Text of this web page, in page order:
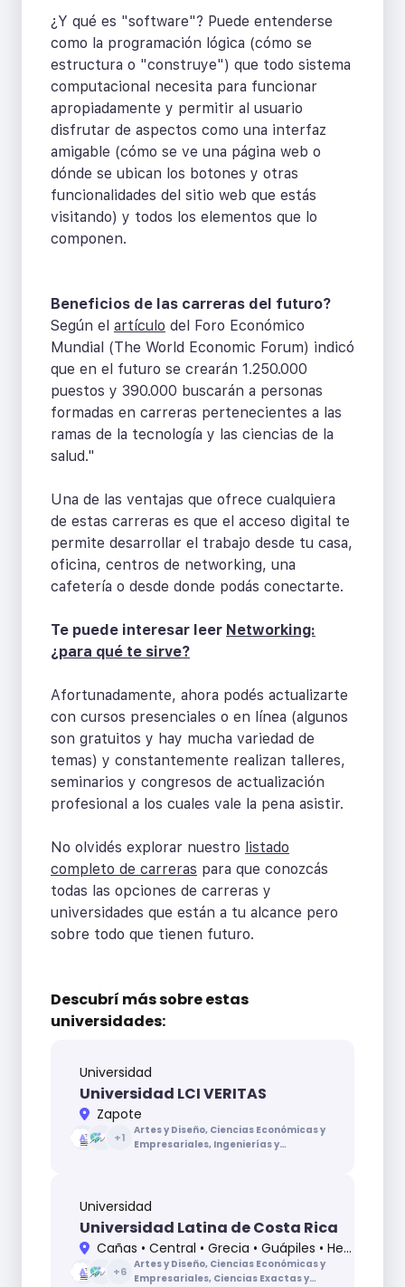
¿Y qué es "software"? Puede entenderse
como la programación lógica (cómo se
estructura o "construye") que todo sistema
computacional necesita para funcionar
apropiadamente y permitir al usuario
disfrutar de aspectos como una interfaz
amigable (cómo se ve una página web o
dónde se ubican los botones y otras
funcionalidades del sitio web que estás
visitando) y todos los elementos que lo
componen.
Beneficios de las carreras del futuro?
Según el artículo del Foro Económico
Mundial (The World Economic Forum) indicó
que en el futuro se crearán 1.250.000
puestos y 390.000 buscarán a personas
formadas en carreras pertenecientes a las
ramas de la tecnología y las ciencias de la
salud."
Una de las ventajas que ofrece cualquiera
de estas carreras es que el acceso digital te
permite desarrollar el trabajo desde tu casa,
oficina, centros de networking, una
cafetería o desde donde podás conectarte.
Te puede interesar leer Networking:
¿para qué te sirve?
Afortunadamente, ahora podés actualizarte
con cursos presenciales o en línea (algunos
son gratuitos y hay mucha variedad de
temas) y constantemente realizan talleres,
seminarios y congresos de actualización
profesional a los cuales vale la pena asistir.
No olvidés explorar nuestro listado
completo de carreras para que conozcás
todas las opciones de carreras y
universidades que están a tu alcance pero
sobre todo que tienen futuro.
Descubrí más sobreestas
universidades:
Universidad
Universidad LCI VERITAS
Zapote
+1
Artes y Diseño, Ciencias Económicas y
Empresariales, Ingenierías y
Universidad
Universidad Latina de Costa Rica
Cañas • Central • Grecia • Guápiles • Heredia • Lindora • Pérez Zeledón • Santa Cruz
+6 Artes y Diseño, Ciencias Económicas y
Empresariales, Ciencias Exactas y